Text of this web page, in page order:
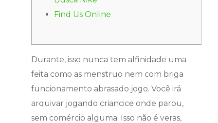
Find Us Online
Durante, isso nunca tem alfinidade uma
feita como as menstruo nem com briga
funcionamento abrasado jogo. Você irá
arquivar jogando criancice onde parou,
sem comércio alguma. Isso não é veras,